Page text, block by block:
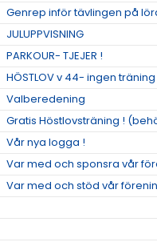
Genrep inför tävlingen på
JULUPPVISNING
PARKOUR- TJEJER !
HÖSTLOV v 44- ingen träning
Valberedening
Gratis Höstlovsträning !
Vår nya logga !
Var med och sponsra vår
Var med och stöd vår